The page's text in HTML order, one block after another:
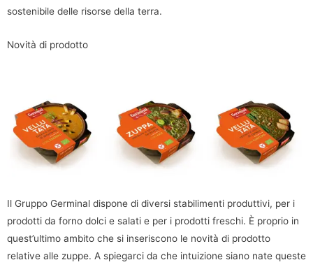
sostenibile delle risorse della terra.
Novità di prodotto
Il Gruppo Germinal dispone di diversi stabilimenti produttivi, per i
prodotti da forno dolci e salati e per i prodotti freschi. È proprio in
quest’ultimo ambito che si inseriscono le novità di prodotto
relative alle zuppe. A spiegarci da che intuizione siano nate queste